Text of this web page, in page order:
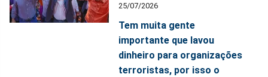
25/07/2026
Tem muita gente
importante que lavou
dinheiro para organizações
terroristas, por isso o